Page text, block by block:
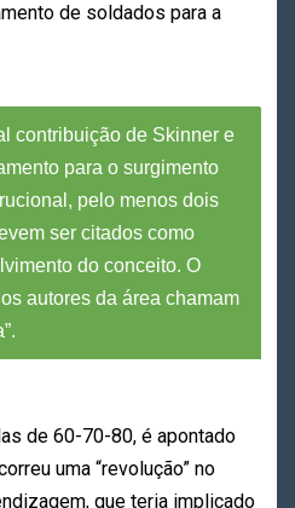
de soldados para a
contribuição de Skinner e
para o surgimento
pelo menos dois
ser citados como
do conceito. O
autores da área chamam
de 60-70-80, é apontado
uma “revolução” no
que teria implicado